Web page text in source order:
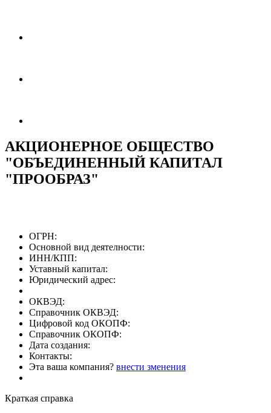
АКЦИОНЕРНОЕ ОБЩЕСТВО
"ОБЪЕДИНЕННЫЙ КАПИТАЛ
"ПРООБРАЗ"
ОГРН:
Основной вид деятелности:
ИНН/КПП:
Уставный капитал:
Юридический адрес:
ОКВЭД:
Справочник ОКВЭД:
Цифровой код ОКОПФ:
Справочник ОКОПФ:
Дата создания:
Контакты:
Эта ваша компания? внести зменения
Краткая справка